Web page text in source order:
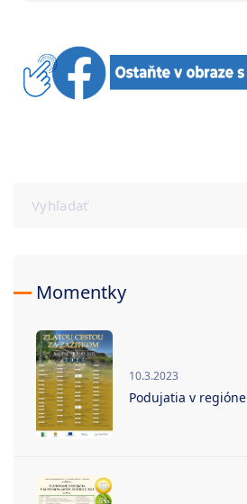
Momentky
10.3.2023
Podujatia v regióne